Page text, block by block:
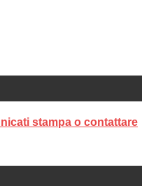
stampa o contattare